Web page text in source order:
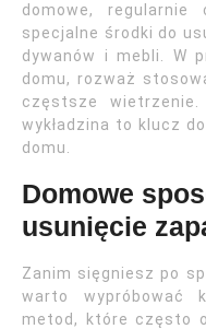
domowe,
specjalne środki do
dywanów i mebli. W
domu, rozważ
częstsze
wykładzina to klucz
domu.
Domowe
usunięcie
Zanim sięgniesz po
warto wypróbować
metod, które często